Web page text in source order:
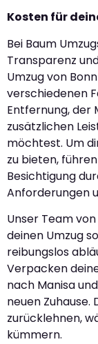
Kosten für
Bei Baum
Transparenz
Umzug von
verschiedenen
Entfernung, der
zusätzlichen
möchtest. Um
zu bieten,
Besichtigung
Anforderungen
Unser Team
deinen Umzug
reibungslos
Verpacken
nach Manisa
neuen
zurücklehnen,
kümmern.